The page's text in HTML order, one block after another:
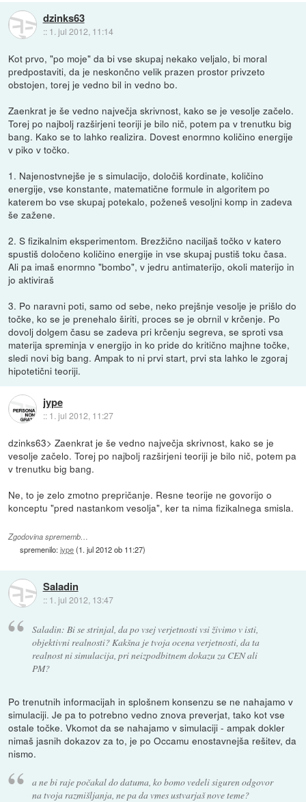
dzinks63
:: 1. jul 2012, 11:14
Kot prvo, "po moje" da bi vse skupaj nekako veljalo, bi moral
predpostaviti, da je neskončno velik prazen prostor privzeto
obstojen, torej je vedno bil in vedno bo.
Zaenkrat je še vedno največja skrivnost, kako se je vesolje začelo.
Torej po najbolj razširjeni teoriji je bilo nič, potem pa v trenutku big
bang. Kako se to lahko realizira. Dovest enormno količino energije
v piko v točko.
1. Najenostvnejše je s simulacijo, določiš kordinate, količino
energije, vse konstante, matematične formule in algoritem po
katerem bo vse skupaj potekalo, poženeš vesoljni komp in zadeva
še zažene.
2. S fizikalnim eksperimentom. Brezžično naciljaš točko v katero
spustiš določeno količino energije in vse skupaj pustiš toku časa.
Ali pa imaš enormno "bombo", v jedru antimaterijo, okoli materijo in
jo aktiviraš
3. Po naravni poti, samo od sebe, neko prejšnje vesolje je prišlo do
točke, ko se je prenehalo širiti, proces se je obrnil v krčenje. Po
dovolj dolgem času se zadeva pri krčenju segreva, se sproti vsa
materija spreminja v energijo in ko pride do kritično majhne točke,
sledi novi big bang. Ampak to ni prvi start, prvi sta lahko le zgoraj
hipotetični teoriji.
jype
:: 1. jul 2012, 11:27
dzinks63> Zaenkrat je še vedno največja skrivnost, kako se je
vesolje začelo. Torej po najbolj razširjeni teoriji je bilo nič, potem pa
v trenutku big bang.
Ne, to je zelo zmotno prepričanje. Resne teorije ne govorijo o
konceptu "pred nastankom vesolja", ker ta nima fizikalnega smisla.
Zgodovina sprememb…
spremenilo:jype(1. jul 2012 ob 11:27)
Saladin
:: 1. jul 2012, 13:47
Saladin: Bi se strinjal, da po vsej verjetnosti vsi živimo v isti,
objektivni realnosti? Kakšna je tvoja ocena verjetnosti, da ta
realnost ni simulacija, pri neizpodbitnem dokazu za CEN ali
PM?
Po trenutnih informacijah in splošnem konsenzu se ne nahajamo v
simulaciji. Je pa to potrebno vedno znova preverjat, tako kot vse
ostale točke. Vkomot da se nahajamo v simulaciji - ampak dokler
nimaš jasnih dokazov za to, je po Occamu enostavnejša rešitev, da
nismo.
a ne bi raje počakal do datuma, ko bomo vedeli siguren odgovor
na tvoja razmišljanja, ne pa da vmes ustvarjaš nove teme?